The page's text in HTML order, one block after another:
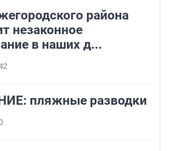
района
незаконное
в наших д...
пляжные разводки